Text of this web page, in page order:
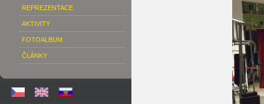
REPREZENTACE
AKTIVITY
FOTOALBUM
ČLÁNKY